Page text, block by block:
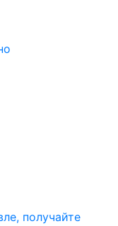
получайте